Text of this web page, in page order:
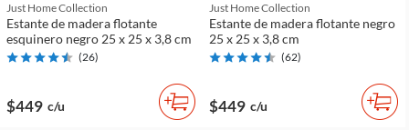
Just Home Collection
Estante de madera flotante
esquinero negro 25 x 25 x 3,8 cm
(26)
$449 c/u
Just Home Collection
Estante de madera flotante negro
25 x 25 x 3,8 cm
(62)
$449 c/u